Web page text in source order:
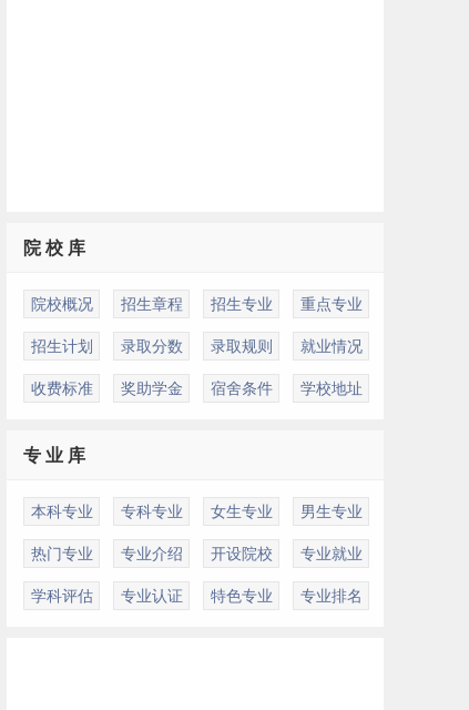
院 校 库
院校概况 招生章程 招生专业 重点专业
招生计划 录取分数 录取规则 就业情况
收费标准 奖助学金 宿舍条件 学校地址
专 业 库
本科专业 专科专业 女生专业 男生专业
热门专业 专业介绍 开设院校 专业就业
学科评估 专业认证 特色专业 专业排名